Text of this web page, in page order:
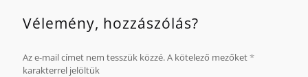
Vélemény, hozzászólás?
Az e-mail címet nem tesszük közzé.A kötelező mezőket*
karakterrel jelöltük